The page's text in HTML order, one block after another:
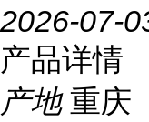
2026-07-
产品详情
产地 重庆